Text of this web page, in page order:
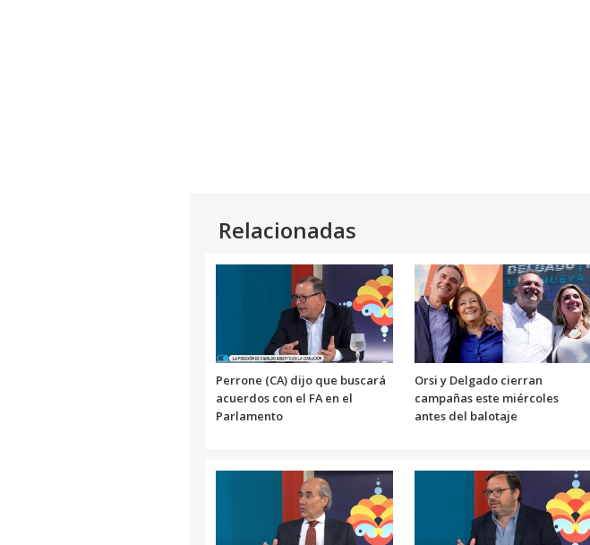
Relacionadas
Perrone (CA) dijo que buscará
acuerdos con el FA en el
Parlamento
Orsi y Delgado cierran
campañas este miércoles
antes del balotaje